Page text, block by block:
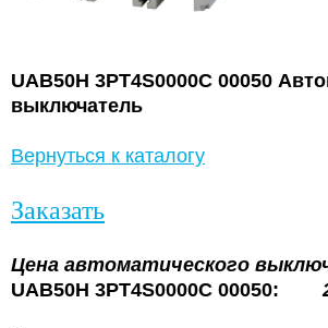
UAB50H 3PT4S0000C 00050
выключатель
Вернуться к каталогу
Заказать
Цена автоматического
UAB50H 3PT4S0000C 00050: